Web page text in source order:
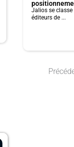
Jalios se
éditeurs de ...